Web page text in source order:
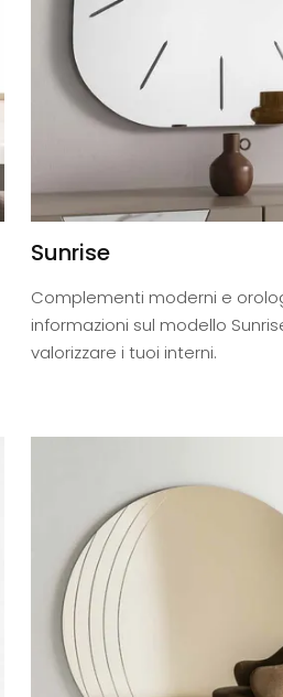
Sunrise
Complementi moderni e
informazioni sul modello
valorizzare i tuoi interni.